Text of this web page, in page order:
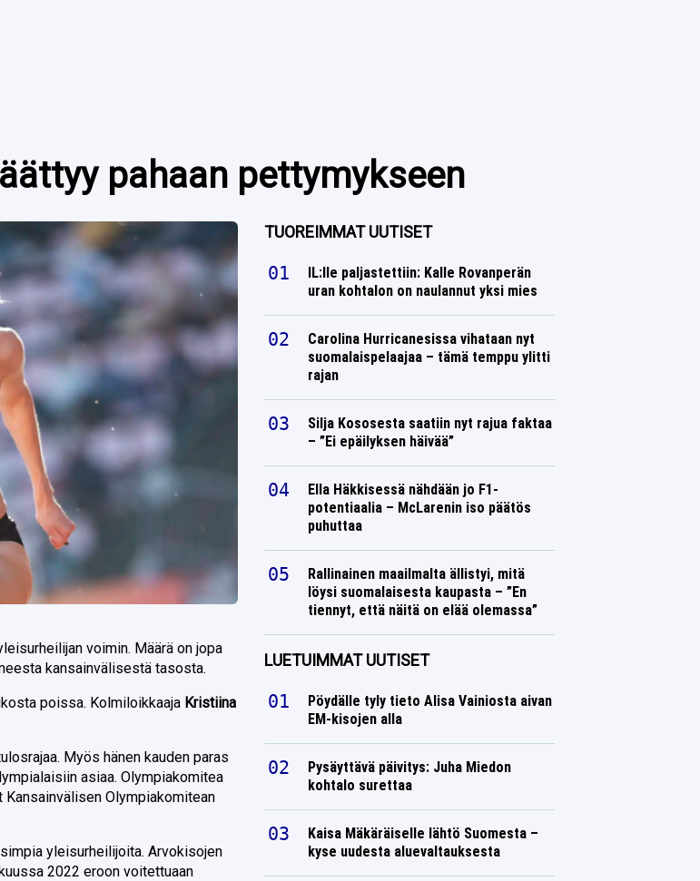
pahaan pettymykseen
voimin. Määrä on jopa
kansainvälisestä tasosta.
poissa. Kolmiloikkaaja Kristiina
Myös hänen kauden paras
asiaa. Olympiakomitea
Olympiakomitean
yleisurheilijoita. Arvokisojen
2022 eroon voitettuaan
TUOREIMMAT UUTISET
IL:lle paljastettiin: Kalle Rovanperän
uran kohtalon on naulannut yksi mies
Carolina Hurricanesissa vihataan nyt
suomalaispelaajaa – tämä temppu ylitti
rajan
Silja Kososesta saatiin nyt rajua faktaa
– ”Ei epäilyksen häivää”
Ella Häkkisessä nähdään jo F1-
potentiaalia – McLarenin iso päätös
puhuttaa
Rallinainen maailmalta ällistyi, mitä
löysi suomalaisesta kaupasta – ”En
tiennyt, että näitä on elää olemassa”
LUETUIMMAT UUTISET
Pöydälle tyly tieto Alisa Vainiosta aivan
EM-kisojen alla
Pysäyttävä päivitys: Juha Miedon
kohtalo surettaa
Kaisa Mäkäräiselle lähtö Suomesta –
kyse uudesta aluevaltauksesta